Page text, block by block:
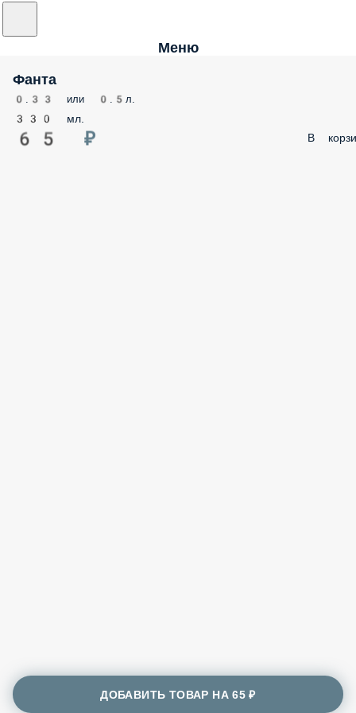
Меню
Фанта
0.33 или 0.5л.
330 мл.
65 ₽ В
ДОБАВИТЬ ТОВАР НА65 ₽